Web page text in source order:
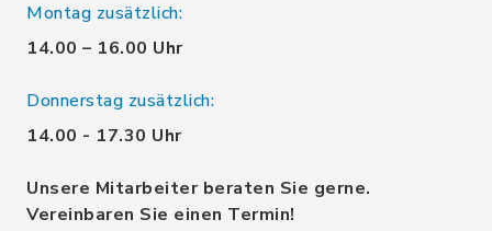
Montag zusätzlich:
14.00 – 16.00 Uhr
Donnerstag zusätzlich:
14.00 - 17.30 Uhr
Unsere Mitarbeiter beraten Sie gerne.
Vereinbaren Sie einen Termin!